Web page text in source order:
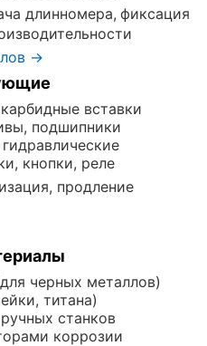
длинномера, фиксация
→
вставки
подшипники
кнопки, реле
продление
черных металлов)
титана)
станков
коррозии